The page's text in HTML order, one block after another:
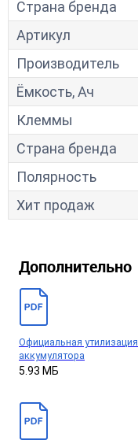
Страна бренда
Артикул
Производитель
Ёмкость, Ач
Клеммы
Страна бренда
Полярность
Хит продаж
Дополнительно
Официальная утилизация
аккумулятора
5.93 МБ